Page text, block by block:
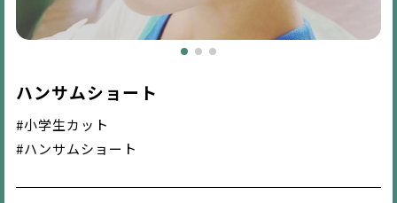
ハンサムショート
#小学生カット
#ハンサムショート